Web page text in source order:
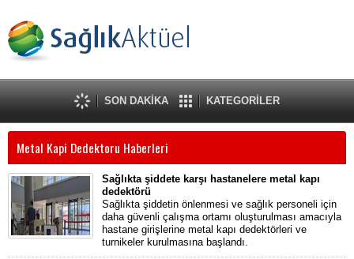
SON DAKİKA KATEGORİLER
Metal Kapi Dedektoru Haberleri
Sağlıkta şiddete karşı hastanelere metal kapı
dedektörü
Sağlıkta şiddetin önlenmesi ve sağlık personeli için
daha güvenli çalışma ortamı oluşturulması amacıyla
hastane girişlerine metal kapı dedektörleri ve
turnikeler kurulmasına başlandı.